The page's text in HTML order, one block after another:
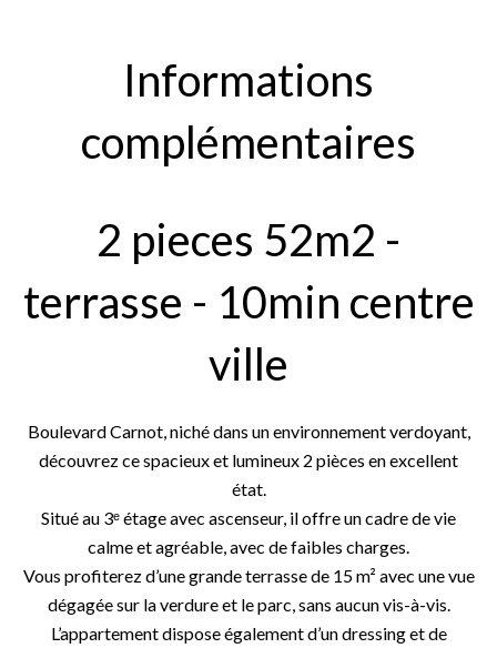
Informations
complémentaires
2 pieces 52m2 -
terrasse - 10min centre
ville
Boulevard Carnot, niché dans un environnement verdoyant,
découvrez ce spacieux et lumineux 2 pièces en excellent
état.
Situé au 3ᵉ étage avec ascenseur, il offre un cadre de vie
calme et agréable, avec de faibles charges.
Vous profiterez d’une grande terrasse de 15 m² avec une vue
dégagée sur la verdure et le parc, sans aucun vis-à-vis.
L’appartement dispose également d’un dressing et de